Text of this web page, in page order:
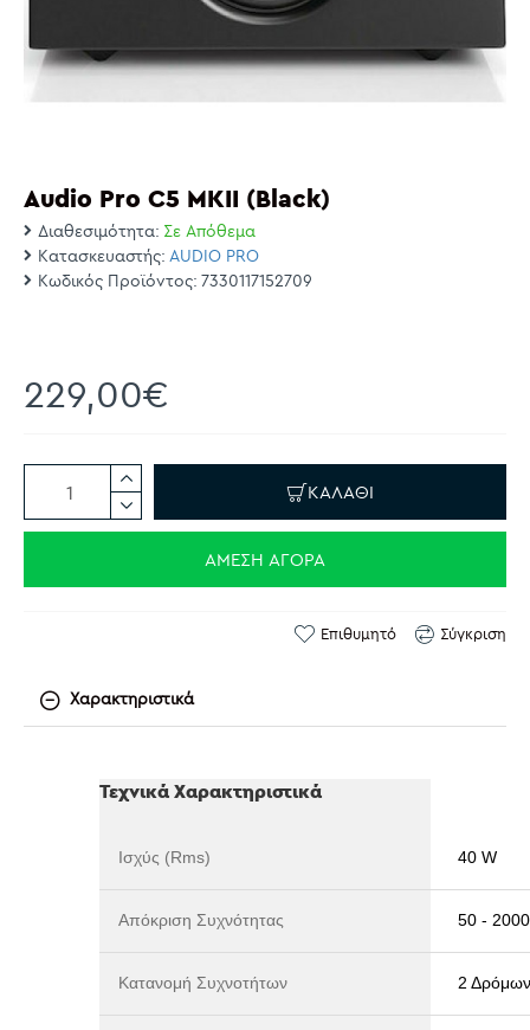
Audio Pro C5 MΚΙΙ (Black)
Διαθεσιμότητα: Σε Απόθεμα
Κατασκευαστής: AUDIO PRO
Κωδικός Προϊόντος: 7330117152709
229,00€
ΚΑΛΆΘΙ
ΆΜΕΣΗ ΑΓΟΡΆ
Επιθυμητό Σύγκριση
Χαρακτηριστικά
Τεχνικά Χαρακτηριστικά
Ισχύς (Rms) 40 W
Απόκριση Συχνότητας 50 -
Κατανομή Συχνοτήτων 2